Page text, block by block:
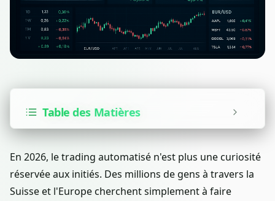
Table des Matières
En 2026, le trading automatisé n'est plus une curiosité
réservée aux initiés. Des millions de gens à travers la
Suisse et l'Europe cherchent simplement à faire